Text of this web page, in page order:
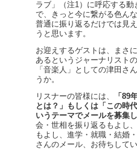
ラブ」（注1）に呼応する
で、きっと今に繋がる色ん
普通に振り返るだけでは見
うと思います。
お迎えするゲストは、まさ
あるというジャーナリスト
「音楽人」としての津田さ
うか。
リスナーの皆様には、
「89
とは？」もしくは「この時
いうテーマでメールを募集
会・世相を振り返るもよし
もよし、進学・就職・結婚
さんのメール、お待ちして